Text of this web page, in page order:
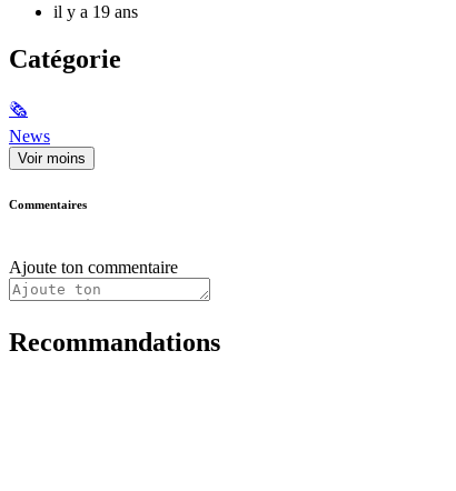
il y a 19 ans
Catégorie
🗞
News
Voir moins
Commentaires
Ajoute ton commentaire
Recommandations